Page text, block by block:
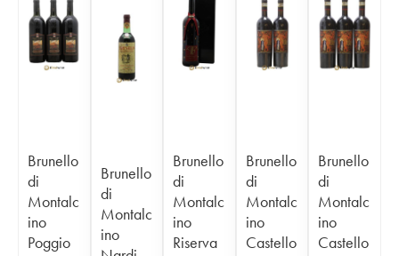
Brunello
di
Montalc
ino
Poggio
Brunello
di
Montalc
ino
Brunello
di
Montalc
ino
Riserva
Brunello
di
Montalc
ino
Castello
Brunello
di
Montalc
ino
Castello